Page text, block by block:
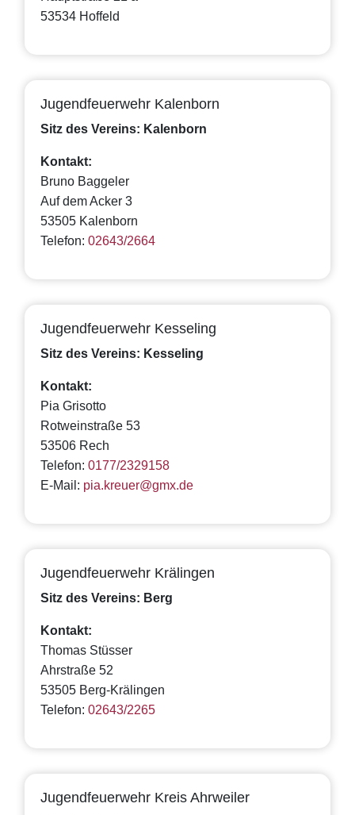
53534 Hoffeld
Jugendfeuerwehr Kalenborn
Sitz des Vereins: Kalenborn
Kontakt:
Bruno Baggeler
Auf dem Acker 3
53505 Kalenborn
Telefon: 02643/2664
Jugendfeuerwehr Kesseling
Sitz des Vereins: Kesseling
Kontakt:
Pia Grisotto
Rotweinstraße 53
53506 Rech
Telefon: 0177/2329158
E-Mail: pia.kreuer@gmx.de
Jugendfeuerwehr Krälingen
Sitz des Vereins: Berg
Kontakt:
Thomas Stüsser
Ahrstraße 52
53505 Berg-Krälingen
Telefon: 02643/2265
Jugendfeuerwehr Kreis Ahrweiler